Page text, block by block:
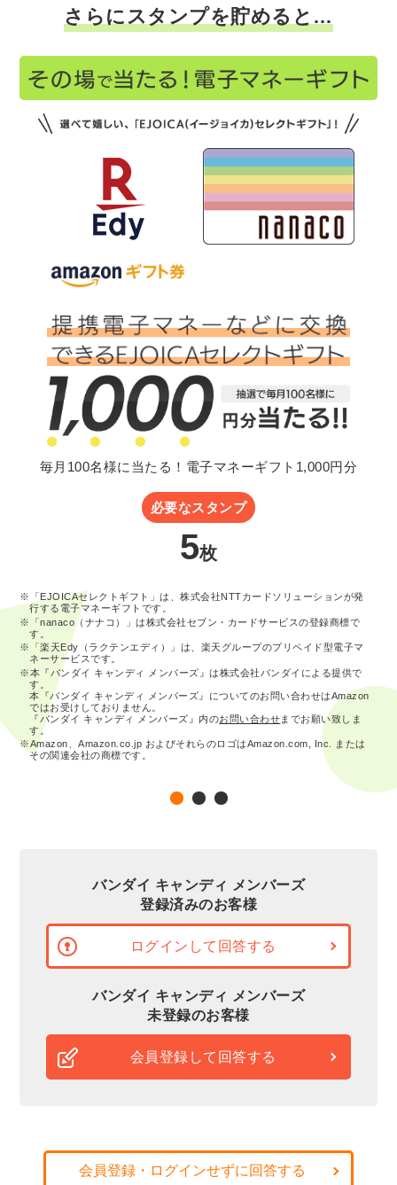
さらにスタンプを貯めると…
毎月100名様に当たる！電子マネーギフト1,000円分
必要なスタンプ
5枚
※「EJOICAセレクトギフト」は、株式会社NTTカードソリューションが発
行する電子マネーギフトです。
※「nanaco（ナナコ）」は株式会社セブン・カードサービスの登録商標で
す。
※「楽天Edy（ラクテンエディ）」は、楽天グループのプリペイド型電子マ
ネーサービスです。
※本『バンダイ キャンディ メンバーズ』は株式会社バンダイによる提供で
す。
本『バンダイ キャンディ メンバーズ』についてのお問い合わせはAmazon
ではお受けしておりません。
『バンダイ キャンディ メンバーズ』内のお問い合わせまでお願い致しま
す。
※Amazon、Amazon.co.jp およびそれらのロゴはAmazon.com, Inc. または
その関連会社の商標です。
バンダイ キャンディ メンバーズ
登録済みのお客様
ログインして回答する
バンダイ キャンディ メンバーズ
未登録のお客様
会員登録して回答する
会員登録・ログインせずに回答する